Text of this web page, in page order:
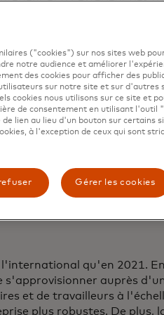
et leurs projets de
des consommateurs
puisque 4 personnes
d'être victimes d'une
paiement national.
transfrontaliers ont un
plus, ce qui les amène à
qu'en 2021. En
s'approvisionner auprès
et de travailleurs à
plus robustes. De plus,
("cookies") sur nos sites web
notre audience et améliorer
des cookies pour afficher des
sur notre site et sur d'autres
cookies nous utilisons sur ce site et
de consentement en utilisant l'outil
lien au lieu d'un bouton sur certains
à l'exception de ceux qui sont
Gérer les cookies